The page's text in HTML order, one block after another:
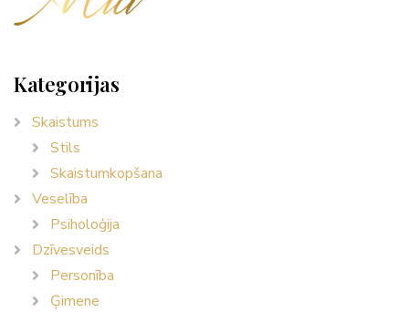
Kategorijas
Skaistums
Stils
Skaistumkopšana
Veselība
Psiholoģija
Dzīvesveids
Personība
Ģimene